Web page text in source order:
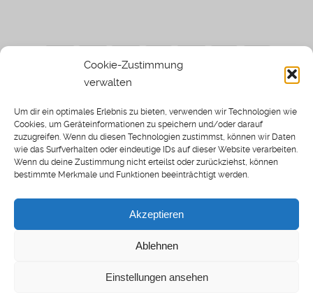
Cookie-Zustimmung
verwalten
Um dir ein optimales Erlebnis zu bieten, verwenden wir Technologien wie
Cookies, um Geräteinformationen zu speichern und/oder darauf
zuzugreifen. Wenn du diesen Technologien zustimmst, können wir Daten
wie das Surfverhalten oder eindeutige IDs auf dieser Website verarbeiten.
Wenn du deine Zustimmung nicht erteilst oder zurückziehst, können
bestimmte Merkmale und Funktionen beeinträchtigt werden.
Akzeptieren
Ablehnen
Einstellungen ansehen
Spielwiese